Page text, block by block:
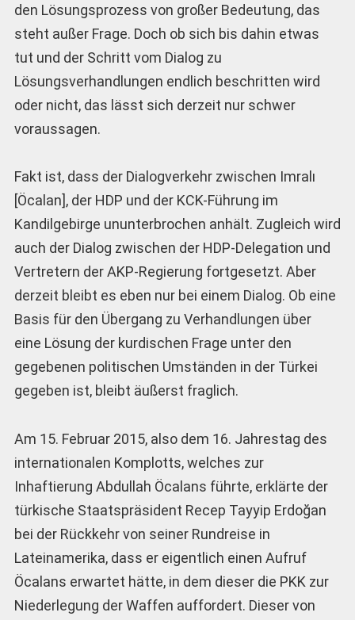
den Lösungsprozess von großer Bedeutung, das
steht außer Frage. Doch ob sich bis dahin etwas
tut und der Schritt vom Dialog zu
Lösungsverhandlungen endlich beschritten wird
oder nicht, das lässt sich derzeit nur schwer
voraussagen.
Fakt ist, dass der Dialogverkehr zwischen Imralı
[Öcalan], der HDP und der KCK-Führung im
Kandilgebirge ununterbrochen anhält. Zugleich wird
auch der Dialog zwischen der HDP-Delegation und
Vertretern der AKP-Regierung fortgesetzt. Aber
derzeit bleibt es eben nur bei einem Dialog. Ob eine
Basis für den Übergang zu Verhandlungen über
eine Lösung der kurdischen Frage unter den
gegebenen politischen Umständen in der Türkei
gegeben ist, bleibt äußerst fraglich.
Am 15. Februar 2015, also dem 16. Jahrestag des
internationalen Komplotts, welches zur
Inhaftierung Abdullah Öcalans führte, erklärte der
türkische Staatspräsident Recep Tayyip Erdoğan
bei der Rückkehr von seiner Rundreise in
Lateinamerika, dass er eigentlich einen Aufruf
Öcalans erwartet hätte, in dem dieser die PKK zur
Niederlegung der Waffen auffordert. Dieser von